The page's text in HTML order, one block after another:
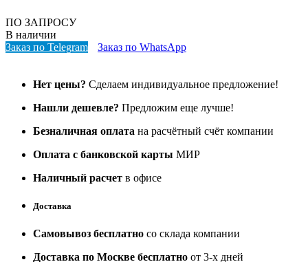
ПО ЗАПРОСУ
В наличии
Заказ по Telegram
Заказ по WhatsApp
Нет цены? Сделаем индивидуальное предложение!
Нашли дешевле? Предложим еще лучше!
Безналичная оплата на расчётный счёт компании
Оплата с банковской карты МИР
Наличный расчет в офисе
Доставка
Самовывоз бесплатно со склада компании
Доставка по Москве бесплатно от 3-х дней